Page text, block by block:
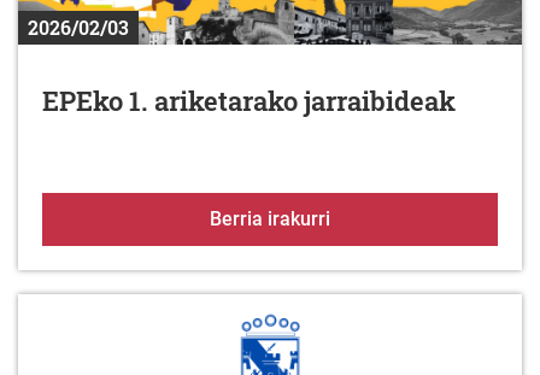
2026/02/03
EPEko 1. ariketarako jarraibideak
Berria irakurri